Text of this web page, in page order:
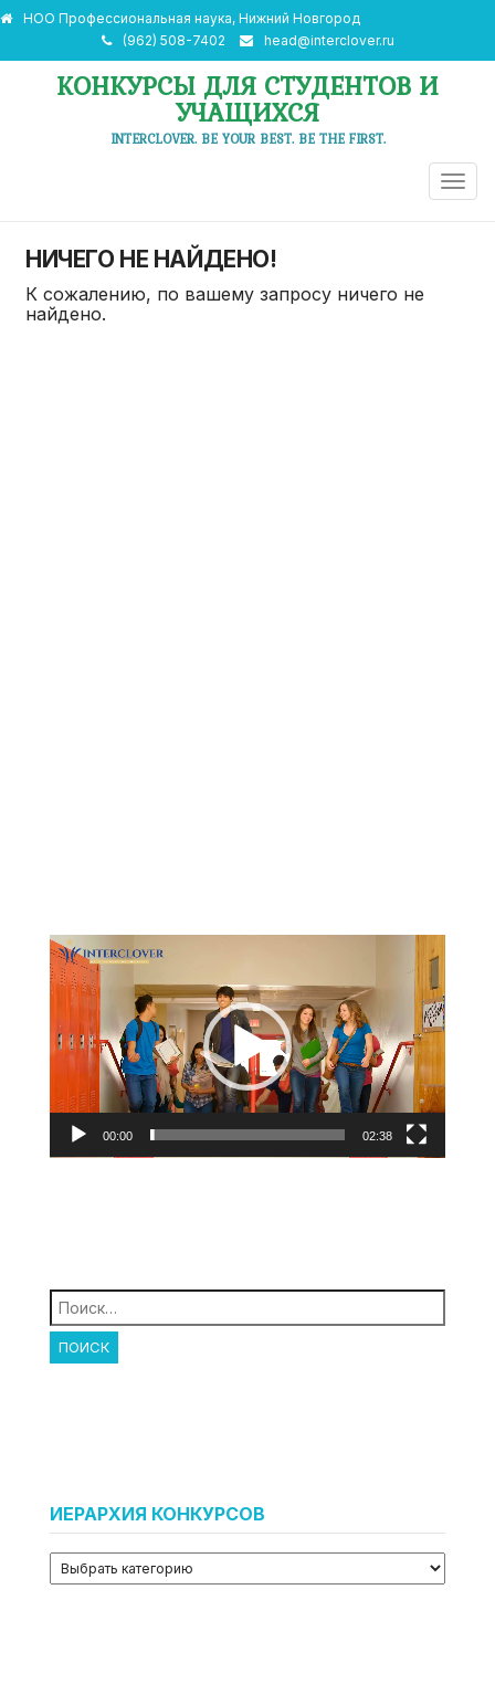
НОО Профессиональная наука, Нижний Новгород
(962) 508-7402
head@interclover.ru
КОНКУРСЫ ДЛЯ СТУДЕНТОВ И
УЧАЩИХСЯ
INTERCLOVER. BE YOUR BEST. BE THE FIRST.
НИЧЕГО НЕ НАЙДЕНО!
К сожалению, по вашему запросу ничего не
найдено.
Видеоплеер
00:00 02:38
Найти:
ИЕРАРХИЯ КОНКУРСОВ